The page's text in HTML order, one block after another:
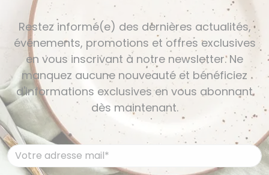
Restez informé(e) des dernières actualités,
événements, promotions et offres exclusives
en vous inscrivant à notre newsletter. Ne
manquez aucune nouveauté et bénéficiez
d'informations exclusives en vous abonnant
dès maintenant.